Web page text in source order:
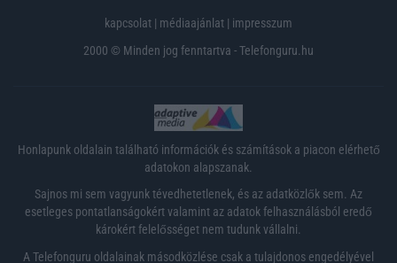
kapcsolat | médiaajánlat | impresszum
2000 © Minden jog fenntartva - Telefonguru.hu
Honlapunk oldalain található információk és számítások a piacon elérhető
adatokon alapszanak.
Sajnos mi sem vagyunk tévedhetetlenek, és az adatközlők sem. Az
esetleges pontatlanságokért valamint az adatok felhasználásból eredő
károkért felelősséget nem tudunk vállalni.
A Telefonguru oldalainak másodközlése csak a tulajdonos engedélyével